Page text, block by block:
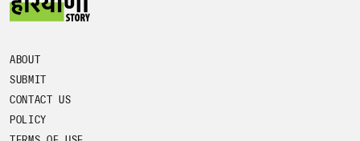
ABOUT
SUBMIT
CONTACT US
POLICY